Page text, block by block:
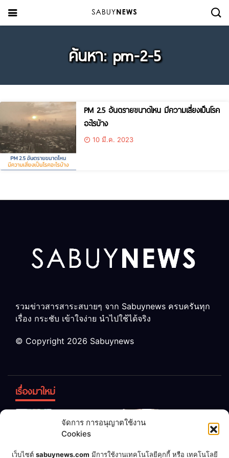
จัดการ การอนุญาตใช้งาน
Cookies
เว็บไซต์ sabuynews.com มีการใช้งานเทคโนโลยีคุกกี้ หรือ เทคโนโลยี
ค้นหา: pm-2-5
PM 2.5 อันตรายขนาดไหน มีความเสี่ยงเป็นโรค
อะไรบ้าง
10 มี.ค. 2023
รวมข่าวสารสาระสบายๆ จาก Sabuynews ครบครันทุก
เรื่อง กระชับ เข้าใจง่าย นำไปใช้ได้จริง
© Copyright 2026 Sabuynews
เรื่องมาใหม่
ทิ้ง! เปลี่ยน
เป็น “ปุ๋ย
จุลินทรีย์”
หญิง 12 ขวบ
แต่งงานกับ
เชื่อพ่อแล้ว เจ้าของคาร์